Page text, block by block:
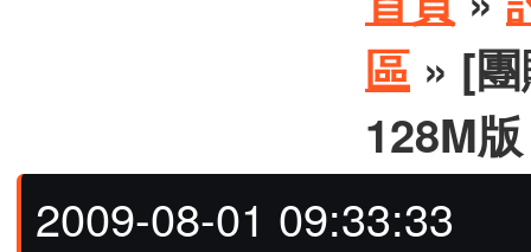
區 » [
128M版
2009-08-01 09:33:33